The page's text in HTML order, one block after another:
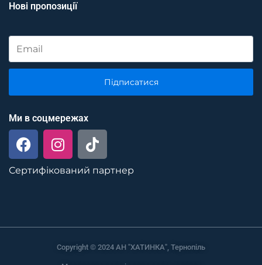
Нові пропозиції
Підписатися
Ми в соцмережах
Сертифікований партнер
Copyright © 2024 АН "ХАТИНКА", Тернопіль